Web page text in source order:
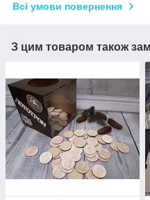
Всі умови повернення
З цим товаром також